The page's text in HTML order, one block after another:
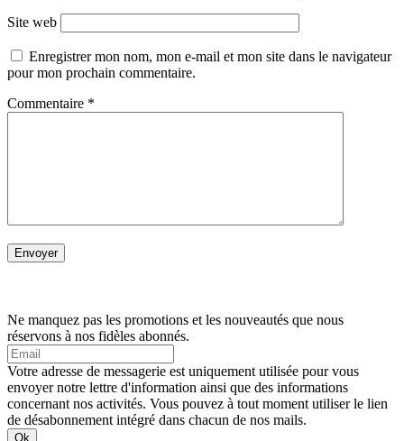
Site web
Enregistrer mon nom, mon e-mail et mon site dans le navigateur
pour mon prochain commentaire.
Commentaire *
Ne manquez pas les promotions et les nouveautés que nous
réservons à nos fidèles abonnés.
Votre adresse de messagerie est uniquement utilisée pour vous
envoyer notre lettre d'information ainsi que des informations
concernant nos activités. Vous pouvez à tout moment utiliser le lien
de désabonnement intégré dans chacun de nos mails.